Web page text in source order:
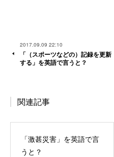
2017.09.09 22:10
「（スポーツなどの）記録を更新
する」を英語で言うと？
関連記事
「激甚災害」を英語で言
うと？